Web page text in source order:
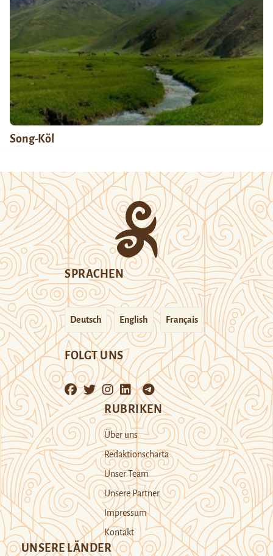
Song-Köl
SPRACHEN
Deutsch English Français
FOLGT UNS
RUBRIKEN
Über uns
Redaktionscharta
Unser Team
Unsere Partner
Impressum
Kontakt
UNSERE LÄNDER